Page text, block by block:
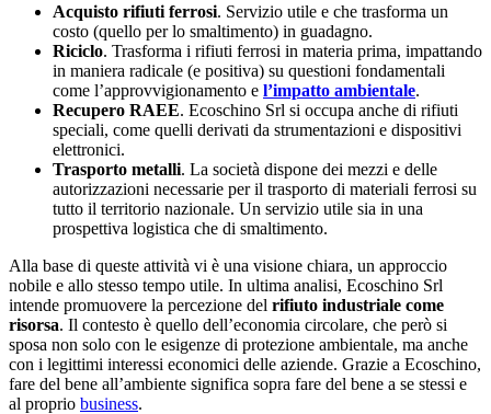
Acquisto rifiuti ferrosi. Servizio utile e che trasforma un
costo (quello per lo smaltimento) in guadagno.
Riciclo. Trasforma i rifiuti ferrosi in materia prima, impattando
in maniera radicale (e positiva) su questioni fondamentali
come l’approvvigionamento e l’impatto ambientale.
Recupero RAEE. Ecoschino Srl si occupa anche di rifiuti
speciali, come quelli derivati da strumentazioni e dispositivi
elettronici.
Trasporto metalli. La società dispone dei mezzi e delle
autorizzazioni necessarie per il trasporto di materiali ferrosi su
tutto il territorio nazionale. Un servizio utile sia in una
prospettiva logistica che di smaltimento.
Alla base di queste attività vi è una visione chiara, un approccio
nobile e allo stesso tempo utile. In ultima analisi, Ecoschino Srl
intende promuovere la percezione del rifiuto industriale come
risorsa. Il contesto è quello dell’economia circolare, che però si
sposa non solo con le esigenze di protezione ambientale, ma anche
con i legittimi interessi economici delle aziende. Grazie a Ecoschino,
fare del bene all’ambiente significa sopra fare del bene a se stessi e
al proprio business.